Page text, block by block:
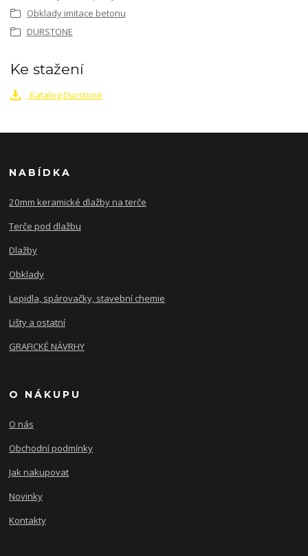
Obklady imitace betonu
DURSTONE
Ke stažení
Katalog Durstone
NABÍDKA
20mm keramické dlažby na terče
Terče pod dlažbu
Dlažby
Obklady
Lepidla, spárovačky, stavební chemie
Lišty a ostatní
GRAFICKÉ NÁVRHY
O NÁKUPU
O nás
Obchodní podmínky
Jak nakupovat
Novinky
Kontakty